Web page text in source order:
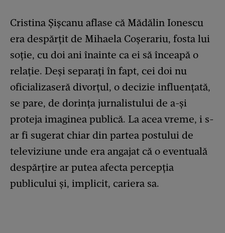
Cristina Șișcanu aflase că Mădălin Ionescu
era despărțit de Mihaela Coșerariu, fosta lui
soție, cu doi ani înainte ca ei să înceapă o
relație. Deși separați în fapt, cei doi nu
oficializaseră divorțul, o decizie influențată,
se pare, de dorința jurnalistului de a-și
proteja imaginea publică. La acea vreme, i s-
ar fi sugerat chiar din partea postului de
televiziune unde era angajat că o eventuală
despărțire ar putea afecta percepția
publicului și, implicit, cariera sa.